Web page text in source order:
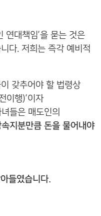
연대책임’을 묻는 것은
다. 저희는 즉각 예비적
갖추어야 할 법령상
이행)’이자
들은 매도인의
지분만큼 돈을 물어내야
들였습니다.